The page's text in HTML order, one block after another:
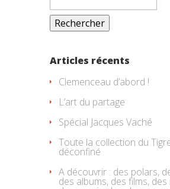
Articles récents
Clemenceau d’abord !
L’art du partage
Spécial Jacques Vaché
Toute la collection du
déconfiné
A découvrir : des polars,
des albums, des films,